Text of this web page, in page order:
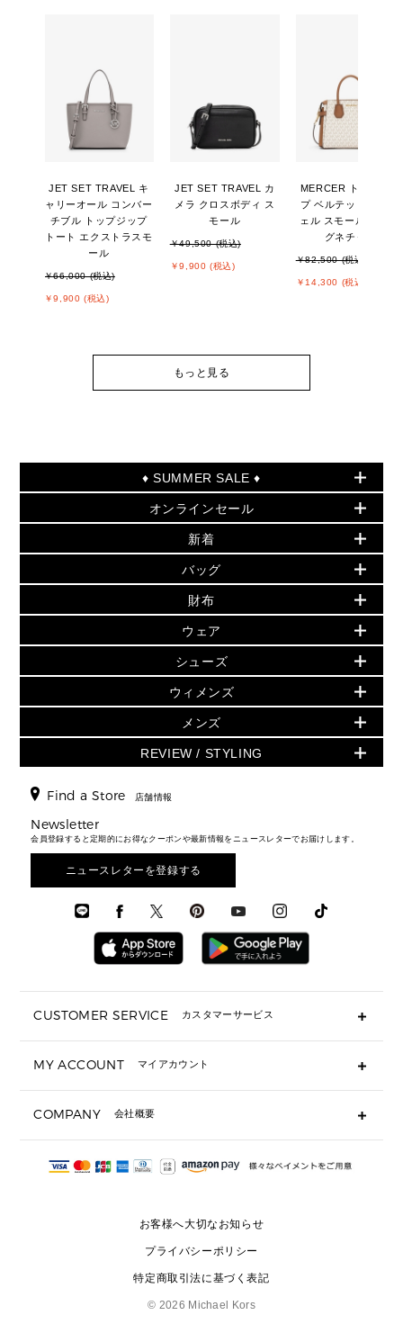
JET SET TRAVEL キ
ャリーオール コンバー
チブル トップジップ
トート エクストラスモ
ール
￥66,000 (税込)
￥9,900 (税込)
JET SET TRAVEL カ
メラ クロスボディ ス
モール
￥49,500 (税込)
￥9,900 (税込)
MERCER トップジッ
プ ベルテッド サッチ
ェル スモール - MKシ
グネチャー
￥82,500 (税込)
￥14,300 (税込)
もっと見る
♦ SUMMER SALE ♦
セールおすすめアイテム
▶ ウィメンズ
バッグ
小物
シューズ・靴
ウェア
アクセサリー
時計
▶ メンズ
バッグ
ウェア
アクセサリー
オンラインセール
PRODUCT OF THE MONTH - 今月の特別価格
再値下げアイテム
追加アイテム
▶ ウィメンズすべて(ウェア・シューズ除く)
バッグ
財布・小物
ウェア
シューズ
時計・ジュエリー
アクセサリー
メンズ バッグ
メンズ 財布・小物
メンズ シューズ
メンズ ウェア
メンズ 時計・その他
新着
初夏のスタイル
▶ すべて
▶ ウィメンズすべて
財布・小物
アクセサリー
フレグランス
シューズ
▶ メンズすべて
メンズ財布・小物
メンズアクセサリー
メンズウェア
バッグ
人気の定番アイテム
日本限定 - バッグ
▶ ウィメンズすべて
トートバッグ
ショルダーバッグ
クロスボディ・斜め掛け
トラベル
3 IN 1 / 2 IN 1 バッグ
▶ メンズすべて
財布
日本限定 - 財布・小物
▶ ウィメンズすべて
GREENWICH
折り財布(二つ折り・三つ折り)
長財布
▶ メンズすべて
ウェア
▶ ウィメンズすべて
トップス
スカート・パンツ
ジャケット・アウター
▶ メンズすべて
シューズ
▶ ウィメンズすべて
サンダル
スニーカー
▶ メンズすべて
ウィメンズ
人気の定番アイテム
▶ ウィメンズすべて
▶ バッグすべて
通勤・通学アイテム
3 IN 1 バッグ
ミニ財布・フラグメントケース
▶ 小物すべて
定期ケース・カードケース・名刺入れ
サンダル
スニーカー
▶ ウェア
メンズ
▶ メンズすべて
財布・小物
時計・ジュエリー
アクセサリー
REVIEW / STYLING
エディターレビュー
Find a Store 店舗情報
Newsletter
会員登録すると定期的にお得なクーポンや最新情報をニュースレターでお届けします。
ニュースレターを登録する
CUSTOMER SERVICE カスタマーサービス
ギフト用にラッピングができますか？
ショッピングバッグを購入商品分送ってもらえますか？
注文後に完了メールが受信できないのですが？
サイズ交換はできますか？
MY ACCOUNT マイアカウント
COMPANY 会社概要
会社概要
お客様へ大切なお知らせ
プライバシーポリシー
特定商取引法に基づく表記
© 2026 Michael Kors